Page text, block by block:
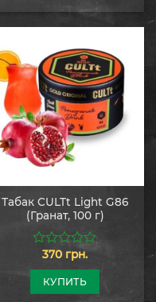
Табак CULTt Light G86
(Гранат, 100 г)
из
370 грн.
КУПИТЬ